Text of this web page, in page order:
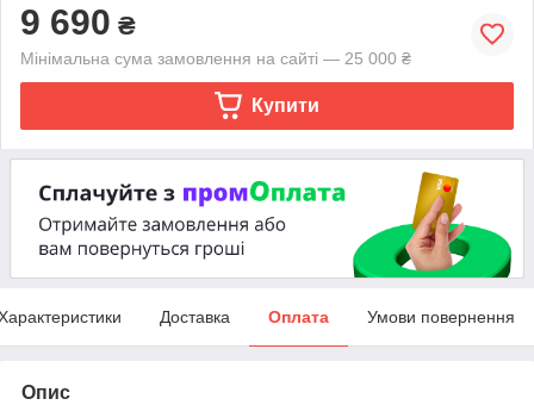
9 690 ₴
Мінімальна сума замовлення на сайті — 25 000 ₴
Купити
Доставка Оплата Умови повернення
Опис